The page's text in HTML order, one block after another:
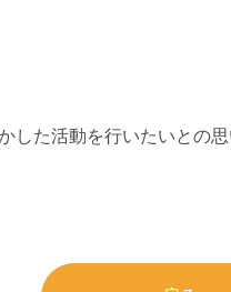
た活動を行いたいとの